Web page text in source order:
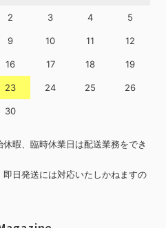
2 3 4 5
9 10 11 12
16 17 18 19
23 24 25 26
30
暇、臨時休業日は配送業務をでき
日発送には対応いたしかねますの